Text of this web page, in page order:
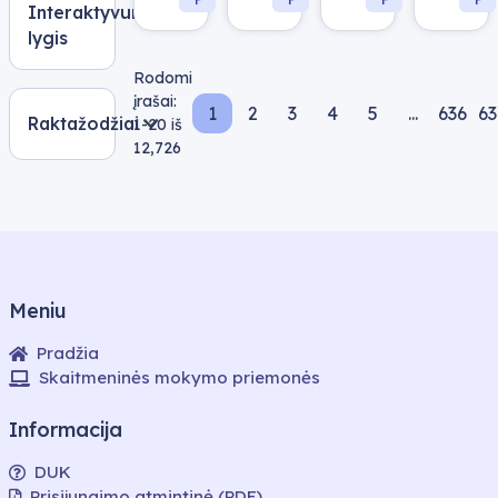
Interaktyvumo
lygis
Raktažodžiai
Rodomi
įrašai:
1-20 iš
12,726
1
Puslapis 1
2
Puslapis 2
3
Puslapis 3
4
Puslapis 4
5
Puslapis 5
... 636
Meniu
Pradžia
Skaitmeninės mokymo priemonės
Informacija
DUK